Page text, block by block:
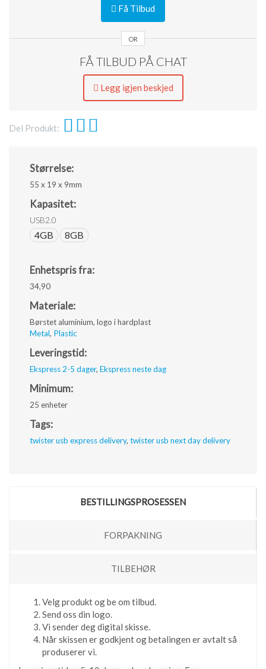
Få Tilbud
OR
FÅ TILBUD PÅ CHAT
Legg igjen beskjed
Del Produkt:
Størrelse:
55 x 19 x 9mm
Kapasitet:
USB2.0
4GB 8GB
Enhetspris fra:
34,90
Materiale:
Børstet aluminium, logo i hardplast
Metal, Plastic
Leveringstid:
Ekspress 2-5 dager, Ekspress neste dag
Minimum:
25 enheter
Tags:
twister usb express delivery, twister usb next day delivery
BESTILLINGSPROSESSEN
FORPAKNING
TILBEHØR
Velg produkt og be om tilbud.
Send oss din logo.
Vi sender deg digital skisse.
Når skissen er godkjent og betalingen er avtalt så
produserer vi.